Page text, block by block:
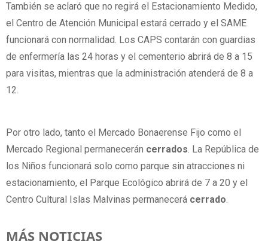
También se aclaró que no regirá el Estacionamiento Medido,
el Centro de Atención Municipal estará cerrado y el SAME
funcionará con normalidad. Los CAPS contarán con guardias
de enfermería las 24 horas y el cementerio abrirá de 8 a 15
para visitas, mientras que la administración atenderá de 8 a
12.
Por otro lado, tanto el Mercado Bonaerense Fijo como el
Mercado Regional permanecerán cerrados . La República de
los Niños funcionará solo como parque sin atracciones ni
estacionamiento, el Parque Ecológico abrirá de 7 a 20 y el
Centro Cultural Islas Malvinas permanecerá cerrado
MÁS NOTICIAS